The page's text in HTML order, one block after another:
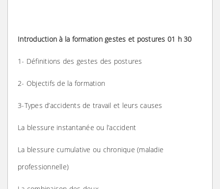
Introduction à la formation gestes et postures 01 h 30
1- Définitions des gestes des postures
2- Objectifs de la formation
3-Types d’accidents de travail et leurs causes
La blessure instantanée ou l’accident
La blessure cumulative ou chronique (maladie
professionnelle)